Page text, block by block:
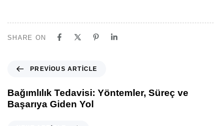
SHARE ON
PREVIOUS ARTICLE
Bağımlılık Tedavisi: Yöntemler, Süreç ve
Başarıya Giden Yol